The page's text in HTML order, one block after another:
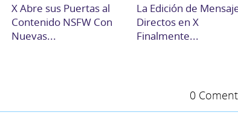
X Abre sus Puertas al
Contenido NSFW Con
Nuevas...
La Edición de
Directos en X
Finalmente...
0